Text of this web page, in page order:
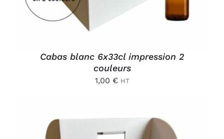
Cabas blanc 6x33cl impression 2
couleurs
1,00 € HT